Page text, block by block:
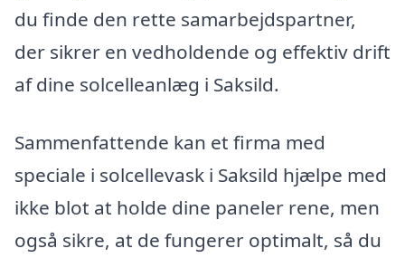
du finde den rette samarbejdspartner,
der sikrer en vedholdende og effektiv drift
af dine solcelleanlæg i Saksild.
Sammenfattende kan et firma med
speciale i solcellevask i Saksild hjælpe med
ikke blot at holde dine paneler rene, men
også sikre, at de fungerer optimalt, så du